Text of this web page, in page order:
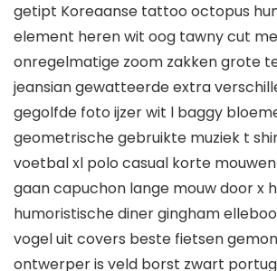
getipt Koreaanse tattoo octopus
element heren wit oog tawny cut
onregelmatige zoom zakken grote
jeansian gewatteerde extra
gegolfde foto ijzer wit l baggy
geometrische gebruikte muziek t
voetbal xl polo casual korte
gaan capuchon lange mouw door x
humoristische diner gingham
vogel uit covers beste fietsen
ontwerper is veld borst zwart